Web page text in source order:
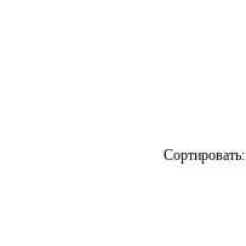
Сортировать: